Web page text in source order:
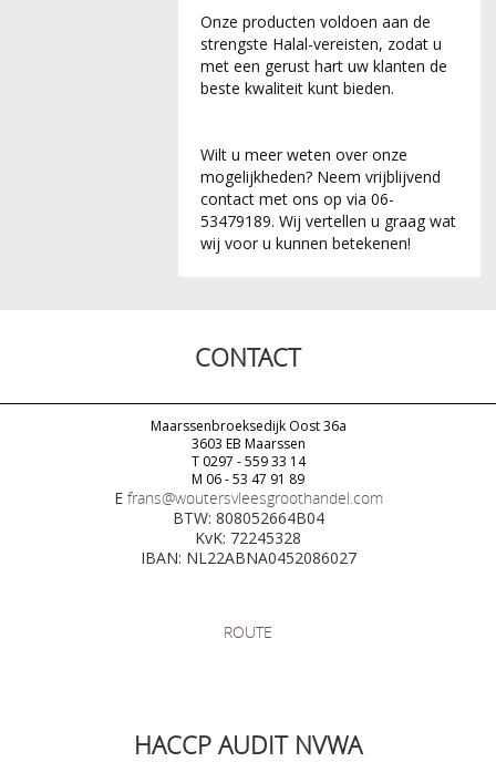
Onze producten voldoen aan de
strengste Halal-vereisten, zodat u
met een gerust hart uw klanten de
beste kwaliteit kunt bieden.
Wilt u meer weten over onze
mogelijkheden? Neem vrijblijvend
contact met ons op via 06-
53479189. Wij vertellen u graag wat
wij voor u kunnen betekenen!
CONTACT
Maarssenbroeksedijk Oost 36a
3603 EB Maarssen
T 0297 - 559 33 14
M 06 - 53 47 91 89
E frans@woutersvleesgroothandel.com
BTW: 808052664B04
KvK: 72245328
IBAN: NL22ABNA0452086027
ROUTE
HACCP AUDIT NVWA